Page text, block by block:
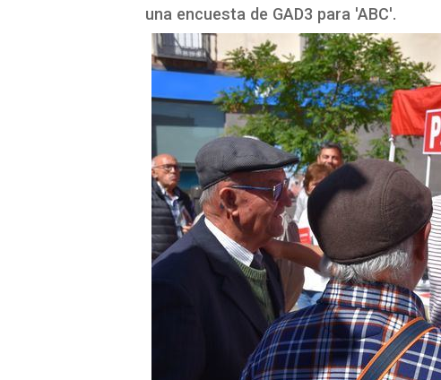
una encuesta de GAD3 para 'ABC'.